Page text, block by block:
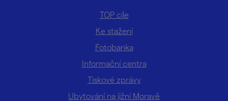
TOP cíle
Ke stažení
Fotobanka
Informační centra
Tiskové zprávy
Ubytování na jižní Moravě